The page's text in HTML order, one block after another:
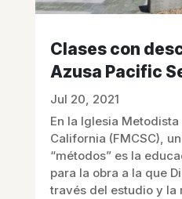
Clases con
Azusa Pacific
Jul 20, 2021
En la Iglesia
California (FMCSC),
“métodos” es la
para la obra a la que
través del estudio y la